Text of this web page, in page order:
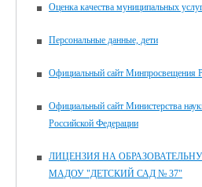
Оценка качества муниципальных
Персональные данные, дети
Официальный сайт Минпросвещения
Официальный сайт Министерства
Российской Федерации
ЛИЦЕНЗИЯ НА
МАДОУ "ДЕТСКИЙ САД № 37"